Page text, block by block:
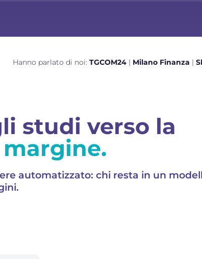
Hanno parlato di noi: TGCOM24 | Milano Finanza |
studi verso la
automatizzato: chi resta in un